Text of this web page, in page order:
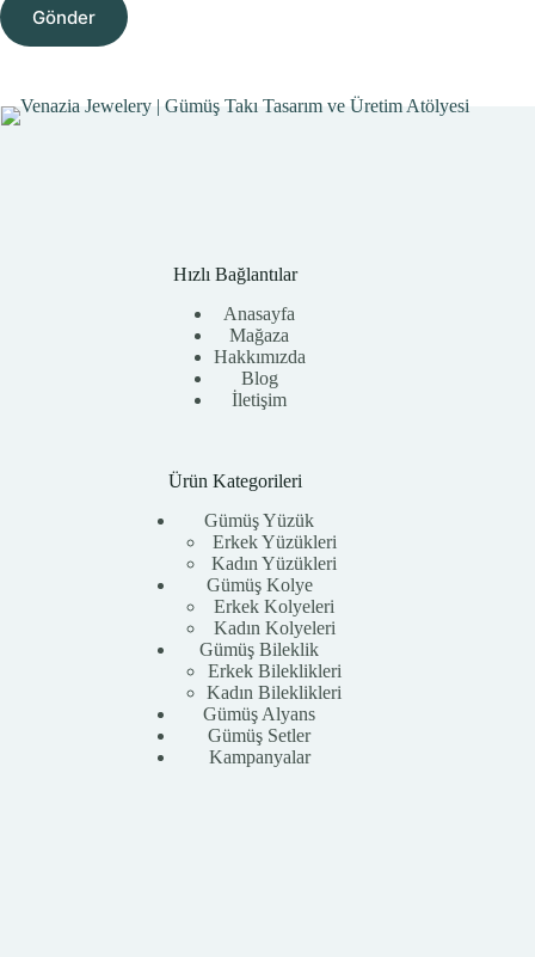
Gönder
Hızlı Bağlantılar
Anasayfa
Mağaza
Hakkımızda
Blog
İletişim
Ürün Kategorileri
Gümüş Yüzük
Erkek Yüzükleri
Kadın Yüzükleri
Gümüş Kolye
Erkek Kolyeleri
Kadın Kolyeleri
Gümüş Bileklik
Erkek Bileklikleri
Kadın Bileklikleri
Gümüş Alyans
Gümüş Setler
Kampanyalar